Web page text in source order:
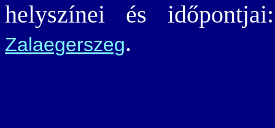
helyszínei és
Zalaegerszeg.